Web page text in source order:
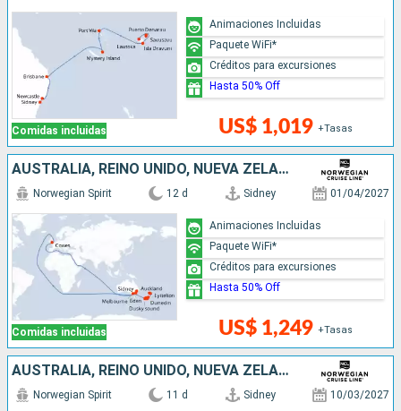
Comidas incluidas US$ 1,019 +Tasas
Animaciones Incluidas
Paquete WiFi*
Créditos para excursiones
Hasta 50% Off
AUSTRALIA, REINO UNIDO, NUEVA ZELANDA
Comidas incluidas
Norwegian Spirit 12 d Sidney 01/04/2027
US$ 1,249 +Tasas
Animaciones Incluidas
Paquete WiFi*
Créditos para excursiones
Hasta 50% Off
AUSTRALIA, REINO UNIDO, NUEVA ZELANDA
Norwegian Spirit 11 d Sidney 10/03/2027